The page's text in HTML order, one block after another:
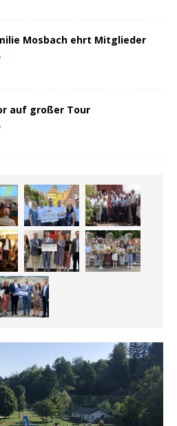
Mosbach ehrt Mitglieder
auf großer Tour